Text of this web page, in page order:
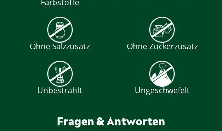
Farbstoffe
Ohne Salzzusatz Ohne Zuckerzusatz
Unbestrahlt Ungeschwefelt
Fragen & Antworten